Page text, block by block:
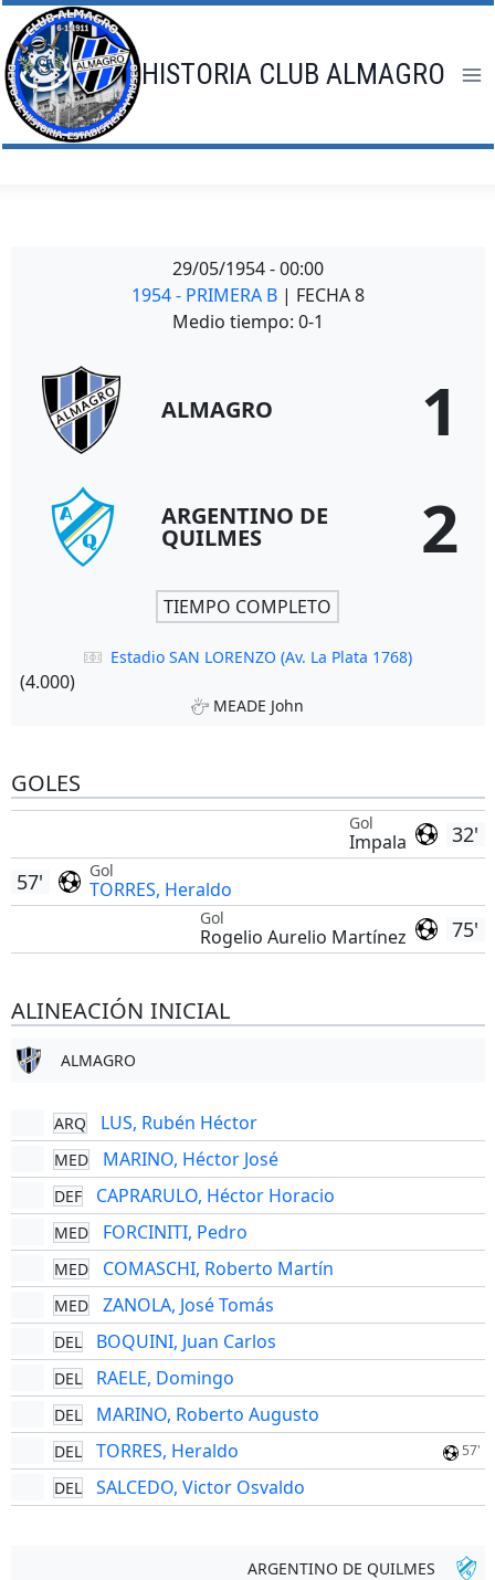
Saltar
al
contenido
HISTORIA CLUB ALMAGRO
29/05/1954 - 00:00
1954 - PRIMERA B | FECHA 8
Medio tiempo: 0-1
ALMAGRO 1
ARGENTINO DE
QUILMES 2
TIEMPO COMPLETO
Estadio SAN LORENZO (Av. La Plata 1768)
(4.000)
MEADE John
GOLES
32'
Gol
Impala
Gol
TORRES, Heraldo
57'
75'
Gol
Rogelio Aurelio Martínez
ALINEACIÓN INICIAL
ALMAGRO
ARQ LUS, Rubén Héctor
MED MARINO, Héctor José
DEF CAPRARULO, Héctor Horacio
MED FORCINITI, Pedro
MED COMASCHI, Roberto Martín
MED ZANOLA, José Tomás
DEL BOQUINI, Juan Carlos
DEL RAELE, Domingo
DEL MARINO, Roberto Augusto
DEL TORRES, Heraldo 57'
DEL SALCEDO, Victor Osvaldo
ARGENTINO DE QUILMES